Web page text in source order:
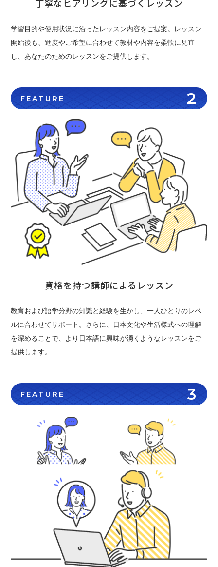
丁寧なヒアリングに基づくレッスン
学習目的や使用状況に沿ったレッスン内容をご提案。レッスン
開始後も、進度やご希望に合わせて教材や内容を柔軟に見直
し、あなたのためのレッスンをご提供します。
FEATURE 2
資格を持つ講師によるレッスン
教育および語学分野の知識と経験を生かし、一人ひとりのレベ
ルに合わせてサポート。さらに、日本文化や生活様式への理解
を深めることで、より日本語に興味が湧くようなレッスンをご
提供します。
FEATURE 3